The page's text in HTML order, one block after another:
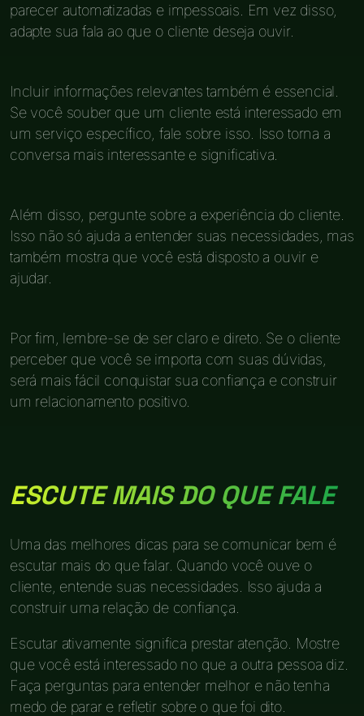
parecer automatizadas e impessoais. Em vez disso,
adapte sua fala ao que o cliente deseja ouvir.
Incluir informações relevantes também é essencial.
Se você souber que um cliente está interessado em
um serviço específico, fale sobre isso. Isso torna a
conversa mais interessante e significativa.
Além disso, pergunte sobre a experiência do cliente.
Isso não só ajuda a entender suas necessidades, mas
também mostra que você está disposto a ouvir e
ajudar.
Por fim, lembre-se de ser claro e direto. Se o cliente
perceber que você se importa com suas dúvidas,
será mais fácil conquistar sua confiança e construir
um relacionamento positivo.
ESCUTE MAIS DO QUE FALE
Uma das melhores dicas para se comunicar bem é
escutar mais do que falar. Quando você ouve o
cliente, entende suas necessidades. Isso ajuda a
construir uma relação de confiança.
Escutar ativamente significa prestar atenção. Mostre
que você está interessado no que a outra pessoa diz.
Faça perguntas para entender melhor e não tenha
medo de parar e refletir sobre o que foi dito.